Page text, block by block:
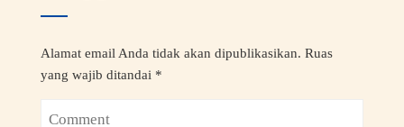
Alamat email Anda tidak akan dipublikasikan. Ruas
yang wajib ditandai *